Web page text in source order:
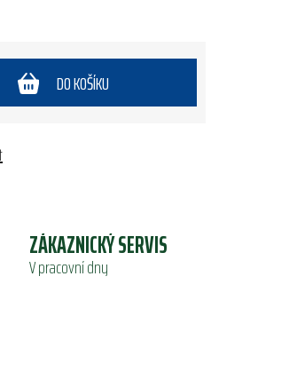
DO KOŠÍKU
ZÁKAZNICKÝ SERVIS
V pracovní dny